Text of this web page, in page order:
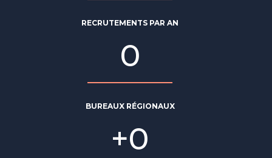
RECRUTEMENTS PAR AN
0
BUREAUX RÉGIONAUX
+0